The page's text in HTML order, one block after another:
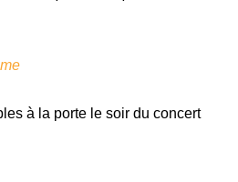
à la porte le soir du concert